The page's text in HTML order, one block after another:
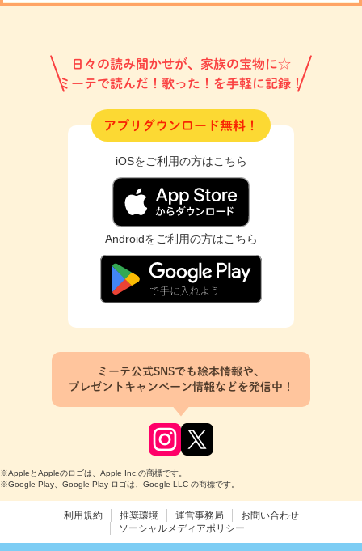
日々の読み聞かせが、家族の宝物に☆
ミーテで読んだ！歌った！を手軽に記録！
アプリダウンロード無料！
iOSをご利用の方はこちら
Androidをご利用の方はこちら
ミーテ公式SNSでも絵本情報や、
プレゼントキャンペーン情報などを発信中！
※AppleとAppleのロゴは、Apple Inc.の商標です。
※Google Play、Google Play ロゴは、Google LLC の商標です。
利用規約 推奨環境 運営事務局
お問い合わせ
ソーシャルメディアポリシー